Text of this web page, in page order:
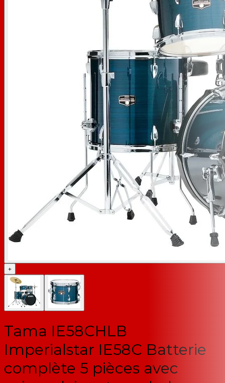
+
Tama IE58CHLB
Imperialstar IE58C Batterie
complète 5 pièces avec